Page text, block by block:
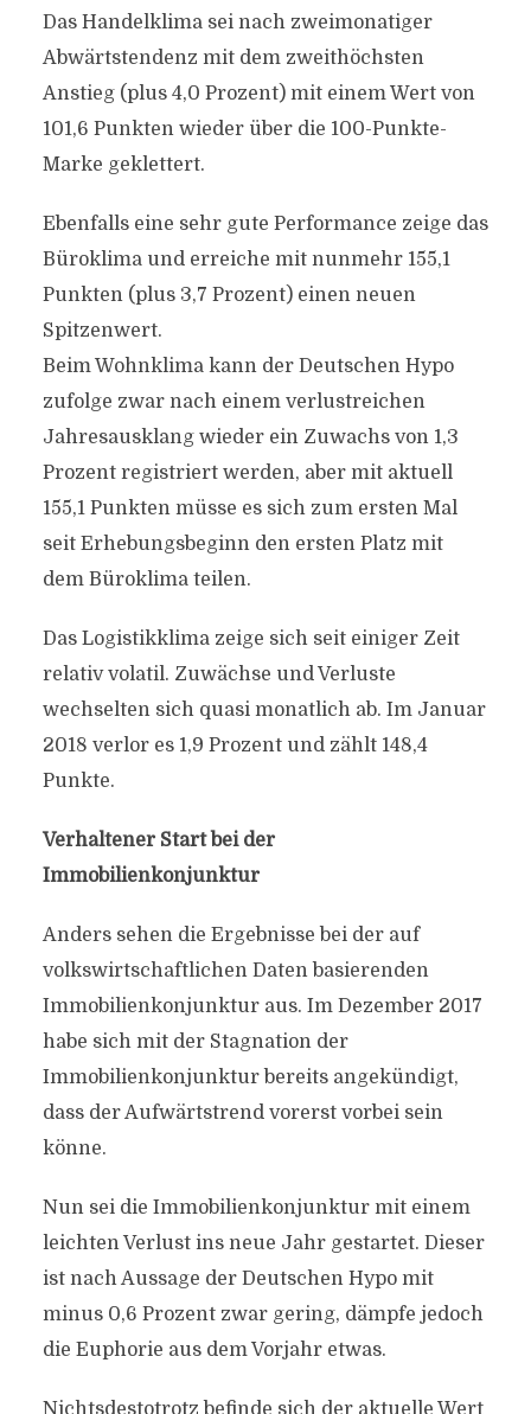
Das Handelklima sei nach zweimonatiger
Abwärtstendenz mit dem zweithöchsten
Anstieg (plus 4,0 Prozent) mit einem Wert von
101,6 Punkten wieder über die 100-Punkte-
Marke geklettert.
Ebenfalls eine sehr gute Performance zeige das
Büroklima und erreiche mit nunmehr 155,1
Punkten (plus 3,7 Prozent) einen neuen
Spitzenwert.
Beim Wohnklima kann der Deutschen Hypo
zufolge zwar nach einem verlustreichen
Jahresausklang wieder ein Zuwachs von 1,3
Prozent registriert werden, aber mit aktuell
155,1 Punkten müsse es sich zum ersten Mal
seit Erhebungsbeginn den ersten Platz mit
dem Büroklima teilen.
Das Logistikklima zeige sich seit einiger Zeit
relativ volatil. Zuwächse und Verluste
wechselten sich quasi monatlich ab. Im Januar
2018 verlor es 1,9 Prozent und zählt 148,4
Punkte.
Verhaltener Start bei der
Immobilienkonjunktur
Anders sehen die Ergebnisse bei der auf
volkswirtschaftlichen Daten basierenden
Immobilienkonjunktur aus. Im Dezember 2017
habe sich mit der Stagnation der
Immobilienkonjunktur bereits angekündigt,
dass der Aufwärtstrend vorerst vorbei sein
könne.
Nun sei die Immobilienkonjunktur mit einem
leichten Verlust ins neue Jahr gestartet. Dieser
ist nach Aussage der Deutschen Hypo mit
minus 0,6 Prozent zwar gering, dämpfe jedoch
die Euphorie aus dem Vorjahr etwas.
Nichtsdestotrotz befinde sich der aktuelle Wert